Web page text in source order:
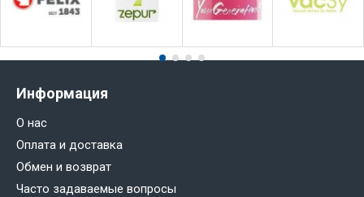
Информация
О нас
Оплата и доставка
Обмен и возврат
Часто задаваемые вопросы